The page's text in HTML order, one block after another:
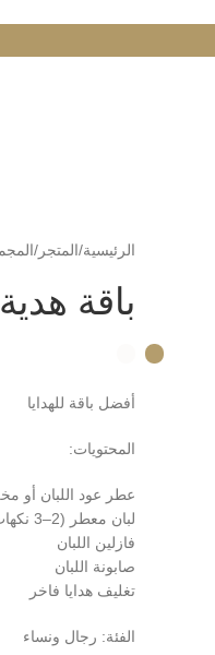
الرئيسية/المتجر /
باقة
أفضل باقة للهدايا
المحتويات:
عطر عود اللبان أو
لبان معطر (2–3 نكهات)
فازلين اللبان
صابونة اللبان
تغليف هدايا فاخر
الفئة: رجال ونساء